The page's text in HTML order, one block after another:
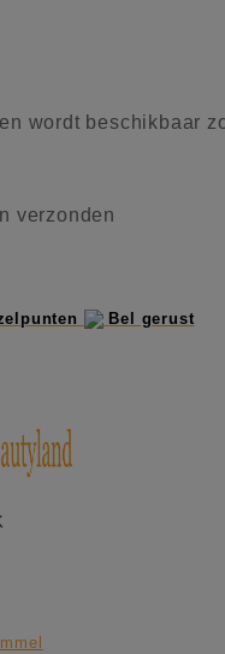
wordt beschikbaar
verzonden
Bel gerust